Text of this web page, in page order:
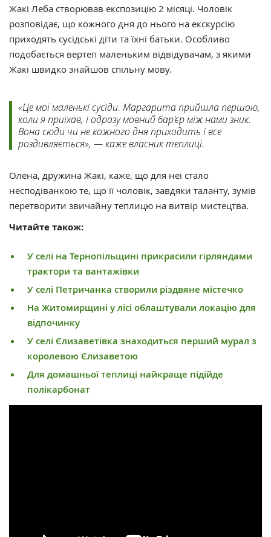
Жакі Леба створював експозицію 2 місяці. Чоловік
розповідає, що кожного дня до нього на екскурсію
приходять сусідські діти та їхні батьки. Особливо
подобається вертеп маленьким відвідувачам, з якими
Жакі швидко знайшов спільну мову.
«Це мої маленькі сусіди. Маргарита прийшла першою,
коли я приїхав, і одразу мовний бар'єр між нами зник.
Вона сюди чи не кожного дня приходить і все
роздивляється», — каже власник теплиці.
Олена, дружина Жакі, каже, що для неї стало
несподіванкою те, що її чоловік, завдяки таланту, зумів
перетворити звичайну теплицю на витвір мистецтва.
Читайте також:
У селі на Тернопільщині прикрасили гірляндами
трактори та вантажівки
У селі Петричанка створили різдвяне містечко
На Житомирщині у лісі облаштували локацію для
відпочинку
У селі Єлизаветівка знаходиться перший мурал з
королевою Єлизаветою
Для домашньої теплиці найкраще підійде
полікарбонат